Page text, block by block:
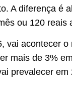
A diferença é
ou 120 reais
vai acontecer o
mais de 3%
prevalecer em